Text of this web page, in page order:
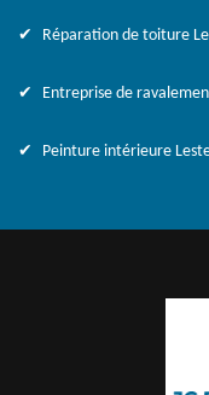
Réparation de toiture
Entreprise de
Peinture intérieure